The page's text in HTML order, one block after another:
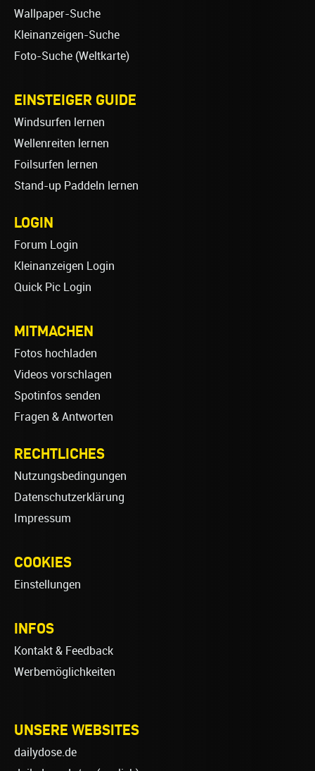
Wallpaper-Suche
Kleinanzeigen-Suche
Foto-Suche (Weltkarte)
EINSTEIGER GUIDE
Windsurfen lernen
Wellenreiten lernen
Foilsurfen lernen
Stand-up Paddeln lernen
LOGIN
Forum Login
Kleinanzeigen Login
Quick Pic Login
MITMACHEN
Fotos hochladen
Videos vorschlagen
Spotinfos senden
Fragen & Antworten
RECHTLICHES
Nutzungsbedingungen
Datenschutzerklärung
Impressum
COOKIES
Einstellungen
INFOS
Kontakt & Feedback
Werbemöglichkeiten
UNSERE WEBSITES
dailydose.de